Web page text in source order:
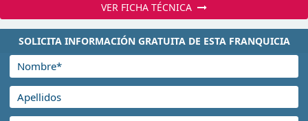
VER FICHA TÉCNICA
SOLICITA INFORMACIÓN GRATUITA DE ESTA FRANQUICIA